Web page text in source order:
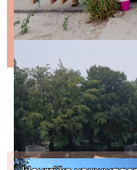
Wil je niet wachten op
dan hier de nieuwste